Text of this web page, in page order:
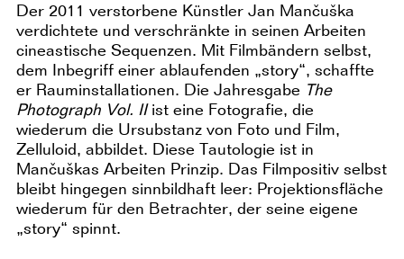
Der 2011 verstorbene Künstler Jan Mančuška
verdichtete und verschränkte in seinen Arbeiten
cineastische Sequenzen. Mit Filmbändern selbst,
dem Inbegriff einer ablaufenden „story“, schaffte
er Rauminstallationen. Die Jahresgabe The
Photograph Vol. IIist eine Fotografie, die
wiederum die Ursubstanz von Foto und Film,
Zelluloid, abbildet. Diese Tautologie ist in
Mančuškas Arbeiten Prinzip. Das Filmpositiv selbst
bleibt hingegen sinnbildhaft leer: Projektionsfläche
wiederum für den Betrachter, der seine eigene
„story“ spinnt.